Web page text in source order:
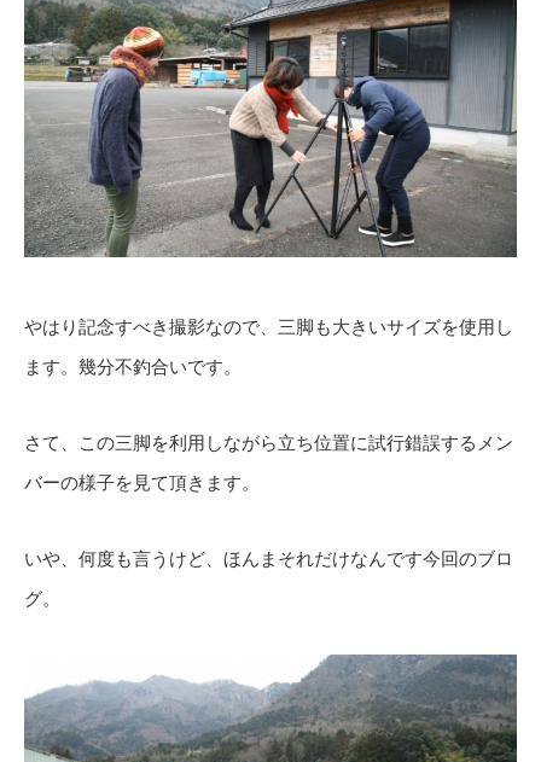
やはり記念すべき撮影なので、三脚も大きいサイズを使用し
ます。幾分不釣合いです。
さて、この三脚を利用しながら立ち位置に試行錯誤するメン
バーの様子を見て頂きます。
いや、何度も言うけど、ほんまそれだけなんです今回のブロ
グ。